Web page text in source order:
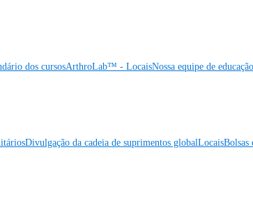
dos cursosArthroLab™ - LocaisNossa equipe de
Divulgação da cadeia de suprimentos globalLocaisBolsas